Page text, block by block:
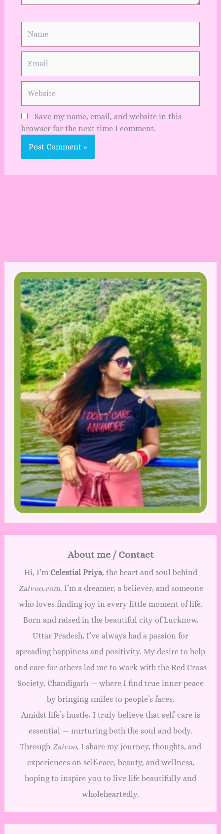
Save my name, email, and website in this
browser for the next time I comment.
About me / Contact
Hi, I’m Celestial Priya, the heart and soul behind
Zaivoo.com. I’m a dreamer, a believer, and someone
who loves finding joy in every little moment of life.
Born and raised in the beautiful city of Lucknow,
Uttar Pradesh, I’ve always had a passion for
spreading happiness and positivity. My desire to help
and care for others led me to work with the Red Cross
Society, Chandigarh — where I find true inner peace
by bringing smiles to people’s faces.
Amidst life’s hustle, I truly believe that self-care is
essential — nurturing both the soul and body.
Through Zaivoo, I share my journey, thoughts, and
experiences on self-care, beauty, and wellness,
hoping to inspire you to live life beautifully and
wholeheartedly.